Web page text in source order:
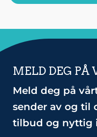
MELD DEG PÅ
Meld deg på
sender av og til
tilbud og nyttig